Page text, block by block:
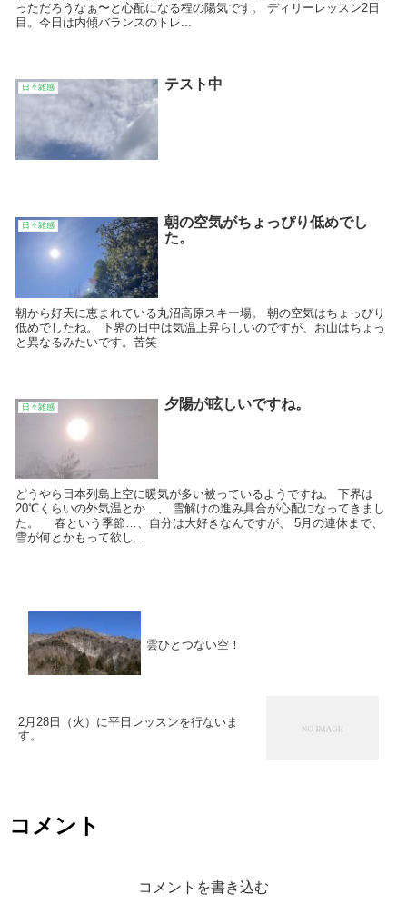
っただろうなぁ〜と心配になる程の陽気です。 ディリーレッスン2日
目。今日は内傾バランスのトレ...
日々雑感 テスト中
日々雑感
朝の空気がちょっぴり低めでし
た。
朝から好天に恵まれている丸沼高原スキー場。 朝の空気はちょっぴり
低めでしたね。 下界の日中は気温上昇らしいのですが、お山はちょっ
と異なるみたいです。苦笑
日々雑感 夕陽が眩しいですね。
どうやら日本列島上空に暖気が多い被っているようですね。 下界は
20℃くらいの外気温とか…、 雪解けの進み具合が心配になってきまし
た。 春という季節…、自分は大好きなんですが、 5月の連休まで、
雪が何とかもって欲し...
雲ひとつない空！
2月28日（火）に平日レッスンを行ないま
す。
コメント
コメントを書き込む